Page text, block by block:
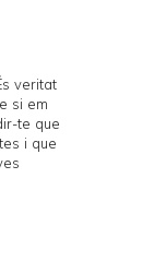
veritat
si em
te que
i que